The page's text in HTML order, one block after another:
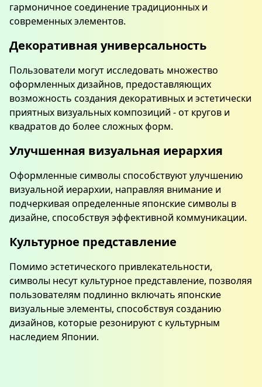
гармоничное соединение традиционных и
современных элементов.
Декоративная универсальность
Пользователи могут исследовать множество
оформленных дизайнов, предоставляющих
возможность создания декоративных и эстетически
приятных визуальных композиций - от кругов и
квадратов до более сложных форм.
Улучшенная визуальная иерархия
Оформленные символы способствуют улучшению
визуальной иерархии, направляя внимание и
подчеркивая определенные японские символы в
дизайне, способствуя эффективной коммуникации.
Культурное представление
Помимо эстетического привлекательности,
символы несут культурное представление, позволяя
пользователям подлинно включать японские
визуальные элементы, способствуя созданию
дизайнов, которые резонируют с культурным
наследием Японии.